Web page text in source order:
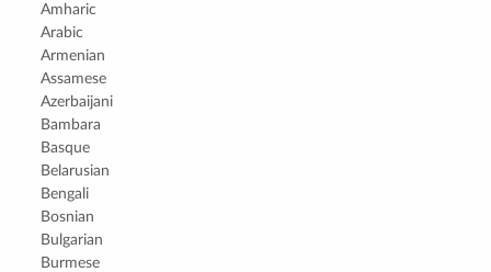
Amharic
Arabic
Armenian
Assamese
Azerbaijani
Bambara
Basque
Belarusian
Bengali
Bosnian
Bulgarian
Burmese